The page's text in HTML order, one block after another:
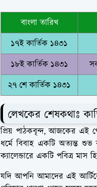
বাংলা তারিখ
১৭ই কার্তিক ১৪৩১
১৮ই কার্তিক ১৪৩১
২৭ শে কার্তিক ১৪৩১
লেখকের শেষকথাঃ
প্রিয় পাঠকবৃন্দ, আজকের এই
ধর্মে বিবাহ একটি অত্যন্ত
ক্যালেন্ডারে একটি পবিত্র
যদি আপনি আমাদের এই